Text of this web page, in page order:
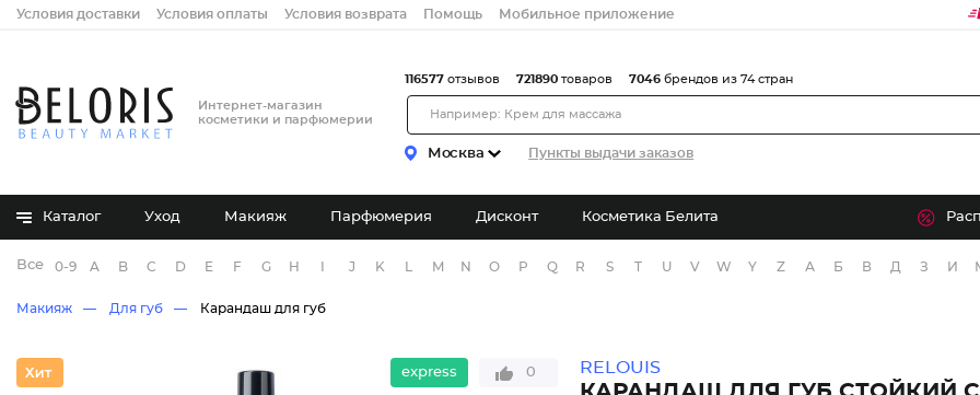
Условия доставки Условия оплаты Условия возврата Помощь Мобильное приложение
Интернет-магазин
косметики и парфюмерии
Москва Пункты выдачи заказов
116577 отзывов 721890 товаров 7046 брендов из 74 стран
Каталог Уход Макияж Парфюмерия Дисконт Косметика Белита
Все бренды
0-9 A B C D E F G H J K M N O P Q R S T U V W Y Z А Б В Д З И
Макияж Для губ Карандаш для губ
express 0 RELOUIS